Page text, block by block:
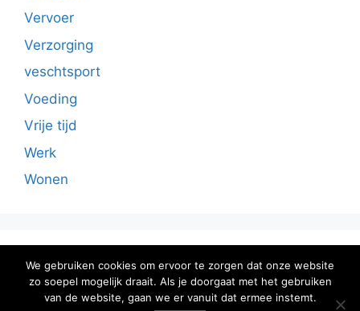
Vervoer
Verzorging
veschtsport
Voeding
Vrije tijd
Werk
Wonen
Sitemap
We gebruiken cookies om ervoor te zorgen dat onze website
zo soepel mogelijk draait. Als je doorgaat met het gebruiken
van de website, gaan we er vanuit dat ermee instemt.